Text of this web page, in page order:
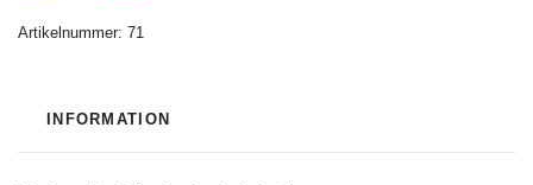
Artikelnummer: 71
INFORMATION